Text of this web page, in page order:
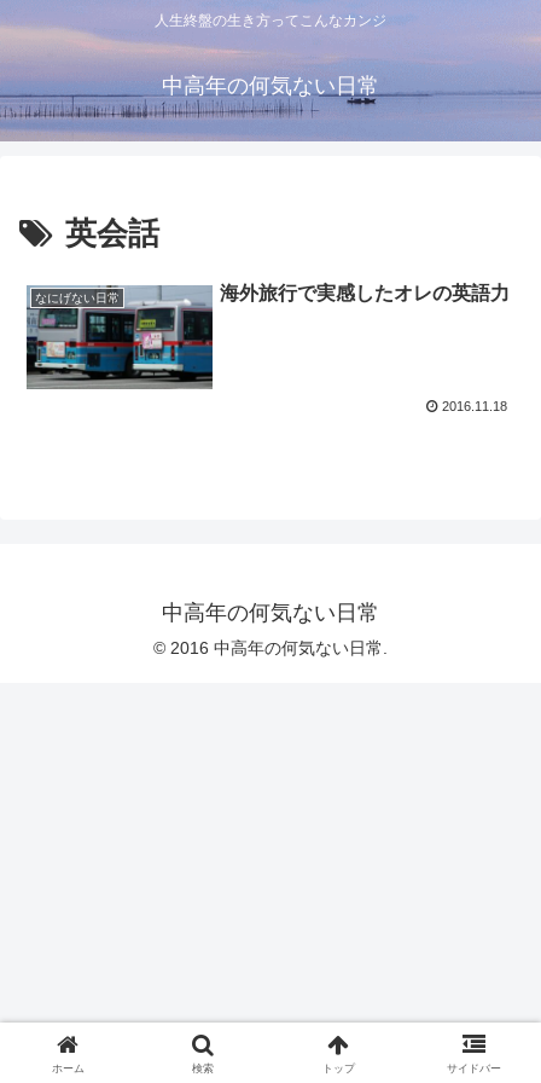
人生終盤の生き方ってこんなカンジ
中高年の何気ない日常
英会話
なにげない日常 海外旅行で実感したオレの英語力
2016.11.18
中高年の何気ない日常
© 2016 中高年の何気ない日常.
ホーム 検索 トップ サイドバー